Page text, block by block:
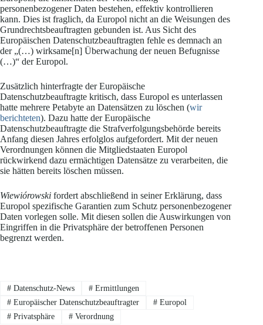
personenbezogener Daten bestehen, effektiv kontrollieren
kann. Dies ist fraglich, da Europol nicht an die Weisungen des
Grundrechtsbeauftragten gebunden ist. Aus Sicht des
Europäischen Datenschutzbeauftragten fehle es demnach an
der „(…) wirksame[n] Überwachung der neuen Befugnisse
(…)“ der Europol.
Zusätzlich hinterfragte der Europäische
Datenschutzbeauftragte kritisch, dass Europol es unterlassen
hatte mehrere Petabyte an Datensätzen zu löschen (wir
berichteten). Dazu hatte der Europäische
Datenschutzbeauftragte die Strafverfolgungsbehörde bereits
Anfang diesen Jahres erfolglos aufgefordert. Mit der neuen
Verordnungen können die Mitgliedstaaten Europol
rückwirkend dazu ermächtigen Datensätze zu verarbeiten, die
sie hätten bereits löschen müssen.
Wiewiórowski fordert abschließend in seiner Erklärung, dass
Europol spezifische Garantien zum Schutz personenbezogener
Daten vorlegen solle. Mit diesen sollen die Auswirkungen von
Eingriffen in die Privatsphäre der betroffenen Personen
begrenzt werden.
#Datenschutz-News #Ermittlungen
#Europäischer Datenschutzbeauftragter #Europol
#Privatsphäre #Verordnung